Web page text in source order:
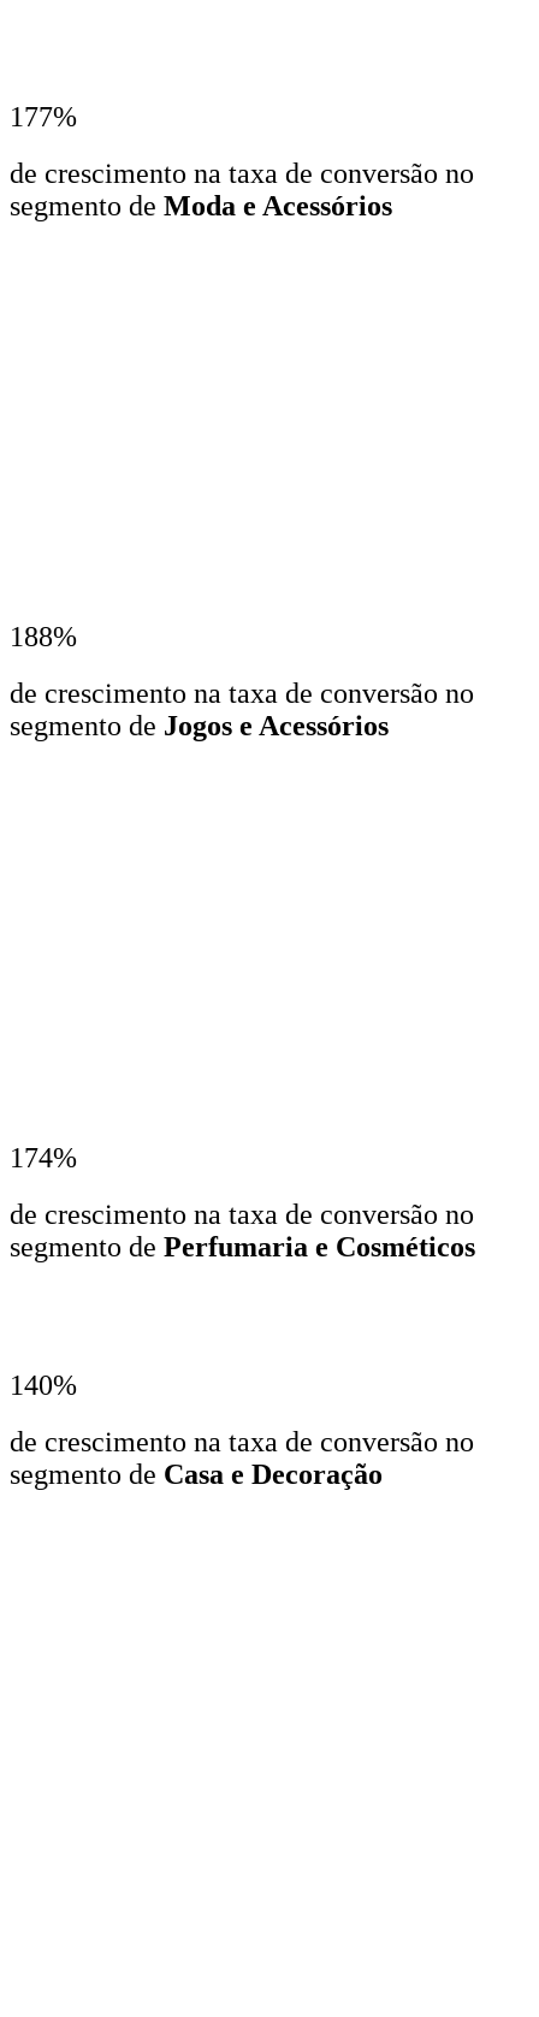
177%
de crescimento na taxa de conversão no
segmento de Moda e Acessórios
188%
de crescimento na taxa de conversão no
segmento de Jogos e Acessórios
174%
de crescimento na taxa de conversão no
segmento de Perfumaria e Cosméticos
140%
de crescimento na taxa de conversão no
segmento de Casa e Decoração